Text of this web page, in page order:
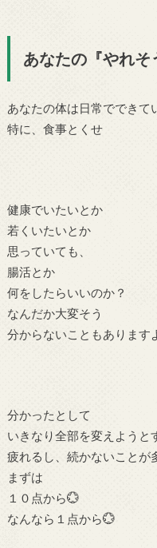
あなたの『やれそ
あなたの体は日常でできて
特に、食事とくせ
健康でいたいとか
若くいたいとか
思っていても、
腸活とか
何をしたらいいのか？
なんだか大変そう
分からないこともあります
分かったとして
いきなり全部を変えようと
疲れるし、続かないことが
まずは
１０点から💮
なんなら１点から💮